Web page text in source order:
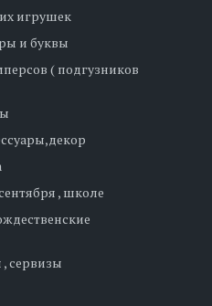
игрушек
и буквы
( подгузников
, школе
сервизы